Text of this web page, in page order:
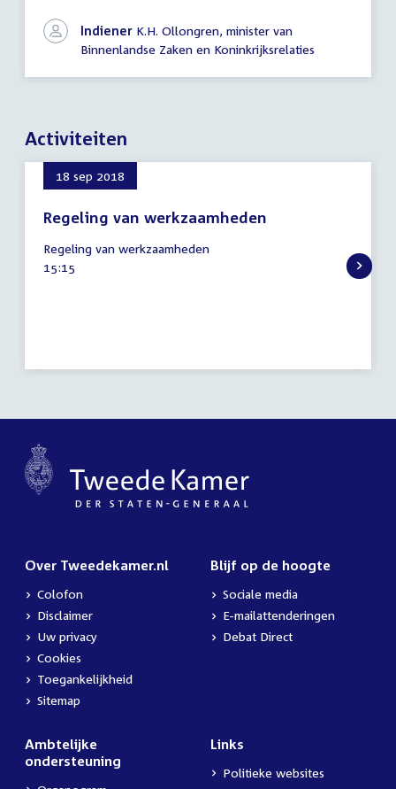
Indiener K.H. Ollongren, minister van
Binnenlandse Zaken en Koninkrijksrelaties
Activiteiten
18 sep 2018
Regeling van werkzaamheden
september
2018
Regeling van werkzaamheden
Tijd
15:15
Over Tweedekamer.nl
Colofon
Disclaimer
Uw privacy
Cookies
Toegankelijkheid
Sitemap
Blijf op de hoogte
Sociale media
E-mailattenderingen
Debat Direct
Ambtelijke
ondersteuning
Links
Politieke websites